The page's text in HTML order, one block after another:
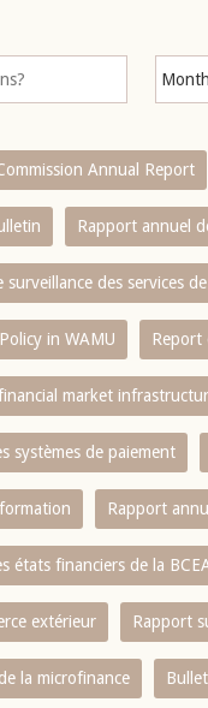
Annual Report
Rapport annuel
surveillance des services
in WAMU Report
market
systèmes de paiement
Rapport
états financiers de la
extérieur Rapport
la microfinance